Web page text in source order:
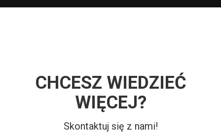
CHCESZ WIEDZIEĆ
WIĘCEJ?
Skontaktuj się z nami!